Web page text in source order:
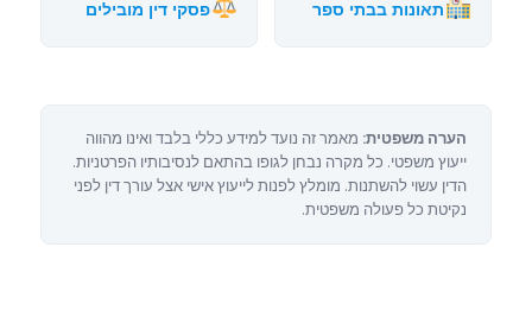
תאונות בבתי ספר פסקי דין מובילים
הערה משפטית: מאמר זה נועד למידע כללי בלבד ואינו מהווה
ייעוץ משפטי. כל מקרה נבחן לגופו בהתאם לנסיבותיו הפרטניות.
הדין עשוי להשתנות. מומלץ לפנות לייעוץ אישי אצל עורך דין לפני
נקיטת כל פעולה משפטית.